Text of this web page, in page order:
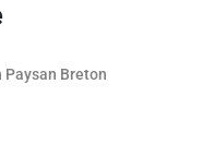
Paysan Breton